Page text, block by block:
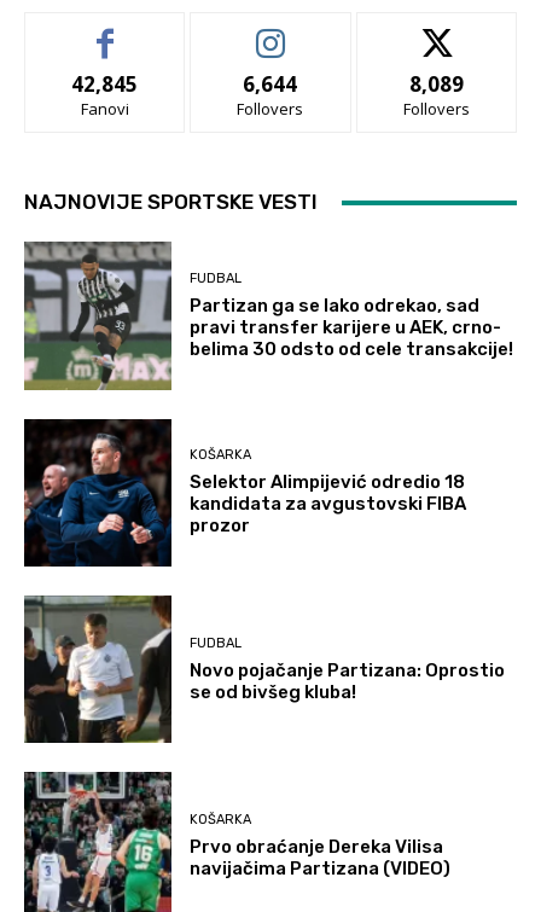
42,845
Fanovi
6,644
Follovers
8,089
Follovers
NAJNOVIJE SPORTSKE VESTI
FUDBAL
Partizan ga se lako odrekao, sad
pravi transfer karijere u AEK, crno-
belima 30 odsto od cele transakcije!
KOŠARKA
Selektor Alimpijević odredio 18
kandidata za avgustovski FIBA
prozor
FUDBAL
Novo pojačanje Partizana: Oprostio
se od bivšeg kluba!
KOŠARKA
Prvo obraćanje Dereka Vilisa
navijačima Partizana (VIDEO)